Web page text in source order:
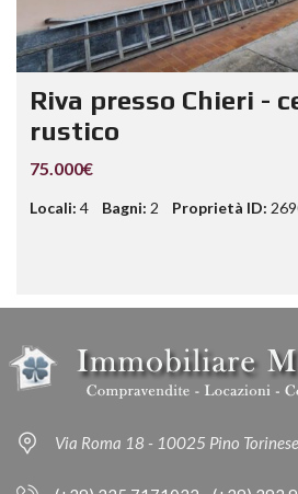
Riva presso Chieri -
rustico
75.000€
Locali: 4 Bagni: 2 Proprietà ID:
Via Roma 18 - 10025 Pino